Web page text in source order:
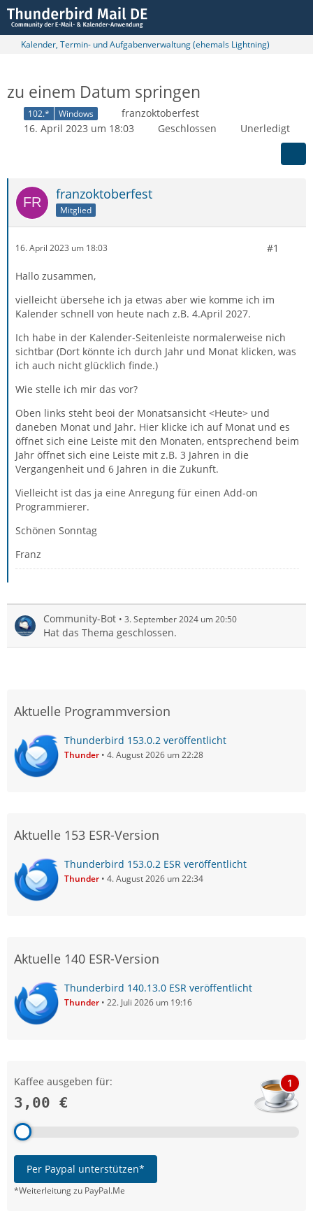
Kalender, Termin- und Aufgabenverwaltung (ehemals Lightning)
zu einem Datum springen
102.* Windows
franzoktoberfest
16. April 2023 um 18:03
Geschlossen Unerledigt
franzoktoberfest
Mitglied
16. April 2023 um 18:03 #1
Hallo zusammen,
vielleicht übersehe ich ja etwas aber wie komme ich im
Kalender schnell von heute nach z.B. 4.April 2027.
Ich habe in der Kalender-Seitenleiste normalerweise nich
sichtbar (Dort könnte ich durch Jahr und Monat klicken, was
ich auch nicht glücklich finde.)
Wie stelle ich mir das vor?
Oben links steht beoi der Monatsansicht <Heute> und
daneben Monat und Jahr. Hier klicke ich auf Monat und es
öffnet sich eine Leiste mit den Monaten, entsprechend beim
Jahr öffnet sich eine Leiste mit z.B. 3 Jahren in die
Vergangenheit und 6 Jahren in die Zukunft.
Vielleicht ist das ja eine Anregung für einen Add-on
Programmierer.
Schönen Sonntag
Franz
Community-Bot 3. September 2024 um 20:50
Hat das Thema geschlossen.
Aktuelle Programmversion
Thunderbird 153.0.2 veröffentlicht
Thunder 4. August 2026 um 22:28
Aktuelle 153 ESR-Version
Thunderbird 153.0.2 ESR veröffentlicht
Thunder 4. August 2026 um 22:34
Aktuelle 140 ESR-Version
Thunderbird 140.13.0 ESR veröffentlicht
Thunder 22. Juli 2026 um 19:16
Kaffee ausgeben für:
3,00 €
1
Per Paypal unterstützen*
*Weiterleitung zu PayPal.Me